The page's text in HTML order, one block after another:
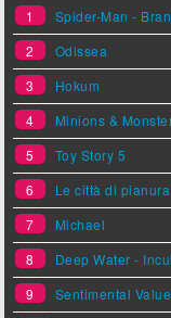
1
Spider-Man -
2
Odissea
3
Hokum
4
Minions &
5
Toy Story 5
6
Le città di pianura
7
Michael
8
Deep Water -
9
Sentimental Value